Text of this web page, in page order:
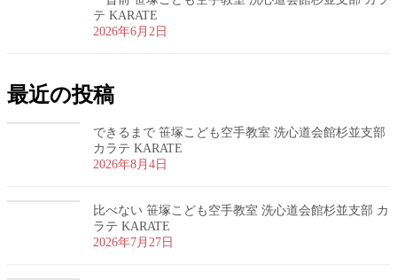
テ KARATE
2026年6月2日
最近の投稿
できるまで 笹塚こども空手教室 洗心道会館杉並支部
カラテ KARATE
2026年8月4日
比べない 笹塚こども空手教室 洗心道会館杉並支部 カ
ラテ KARATE
2026年7月27日